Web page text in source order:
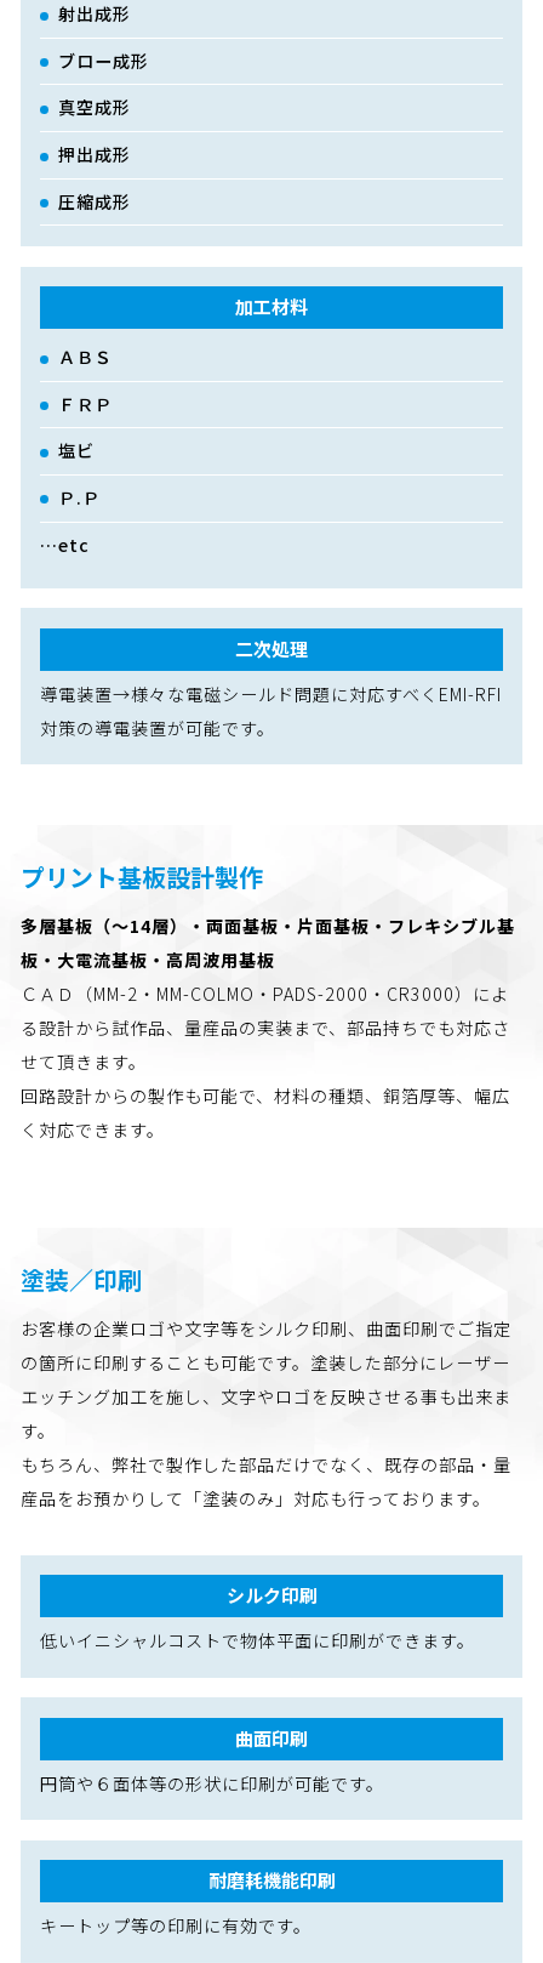
射出成形
ブロー成形
真空成形
押出成形
圧縮成形
加工材料
ＡＢＳ
ＦＲＰ
塩ビ
Ｐ.Ｐ
…etc
二次処理
導電装置→様々な電磁シールド問題に対応すべくEMI-RFI
対策の導電装置が可能です。
プリント基板設計製作
多層基板（～14層）・両面基板・片面基板・フレキシブル基
板・大電流基板・高周波用基板
ＣＡＤ（MM-2・MM-COLMO・PADS-2000・CR3000）によ
る設計から試作品、量産品の実装まで、部品持ちでも対応さ
せて頂きます。
回路設計からの製作も可能で、材料の種類、銅箔厚等、幅広
く対応できます。
塗装／印刷
お客様の企業ロゴや文字等をシルク印刷、曲面印刷でご指定
の箇所に印刷することも可能です。塗装した部分にレーザー
エッチング加工を施し、文字やロゴを反映させる事も出来ま
す。
もちろん、弊社で製作した部品だけでなく、既存の部品・量
産品をお預かりして「塗装のみ」対応も行っております。
シルク印刷
低いイニシャルコストで物体平面に印刷ができます。
曲面印刷
円筒や６面体等の形状に印刷が可能です。
耐磨耗機能印刷
キートップ等の印刷に有効です。